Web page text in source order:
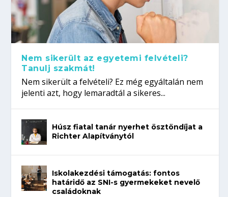
Nem sikerült az egyetemi felvételi?
Tanulj szakmát!
Nem sikerült a felvételi? Ez még egyáltalán nem
jelenti azt, hogy lemaradtál a sikeres...
Húsz fiatal tanár nyerhet ösztöndíjat a
Richter Alapítványtól
Iskolakezdési támogatás: fontos
határidő az SNI-s gyermekeket nevelő
családoknak